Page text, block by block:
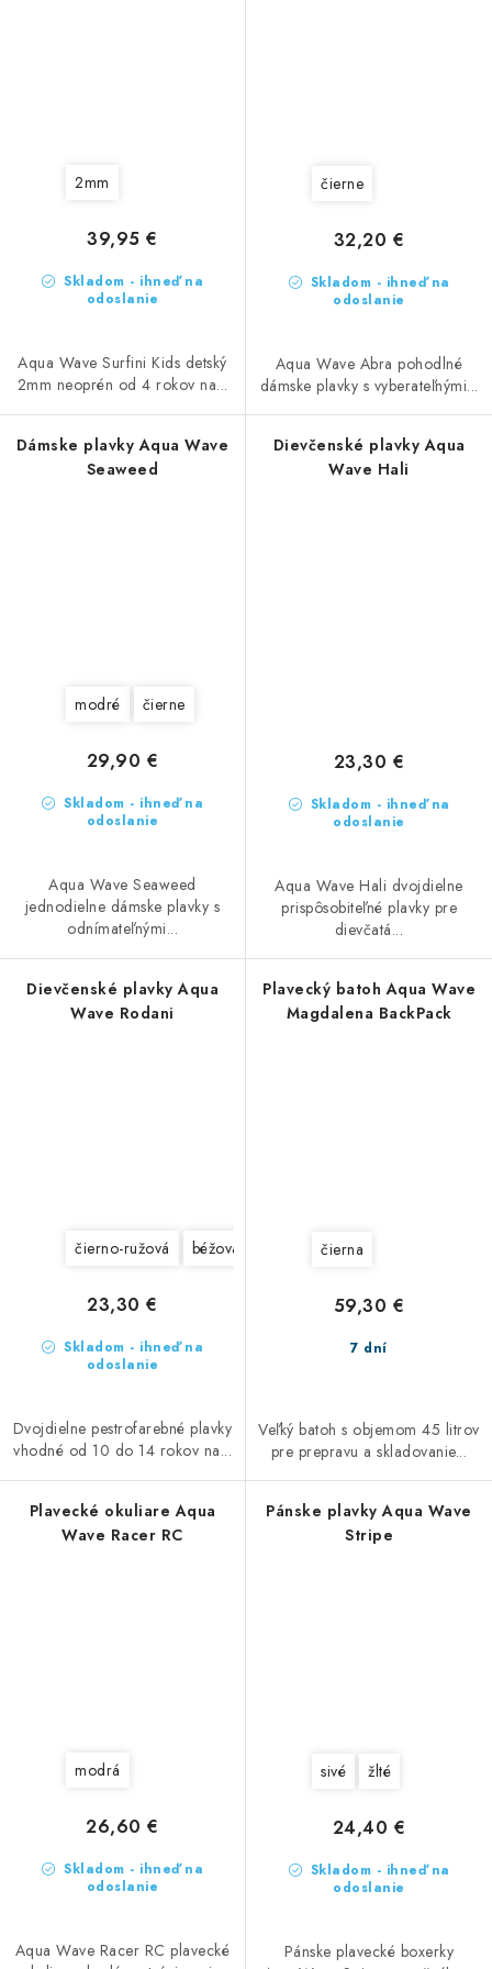
2mm
Skladom - ihneď na
odoslanie
39,95 €
Aqua Wave Surfini Kids detský
2mm neoprén od 4 rokov na...
čierne
Skladom - ihneď na
odoslanie
32,20 €
Aqua Wave Abra pohodlné
dámske plavky s vyberateľnými...
Dámske plavky Aqua Wave
Seaweed
modré čierne
Skladom - ihneď na
odoslanie
29,90 €
Aqua Wave Seaweed
jednodielne dámske plavky s
odnímateľnými...
Dievčenské plavky Aqua
Wave Hali
Skladom - ihneď na
odoslanie
23,30 €
Aqua Wave Hali dvojdielne
prispôsobiteľné plavky pre
dievčatá...
Dievčenské plavky Aqua
Wave Rodani
čierno-ružová béžová
Skladom - ihneď na
odoslanie
23,30 €
Dvojdielne pestrofarebné plavky
vhodné od 10 do 14 rokov na...
Plavecký batoh Aqua Wave
Magdalena BackPack
čierna
7 dní
59,30 €
Veľký batoh s objemom 45 litrov
pre prepravu a skladovanie...
Plavecké okuliare Aqua
Wave Racer RC
modrá
Skladom - ihneď na
odoslanie
26,60 €
Aqua Wave Racer RC plavecké
Pánske plavky Aqua Wave
Stripe
sivé žlté
Skladom - ihneď na
odoslanie
24,40 €
Pánske plavecké boxerky